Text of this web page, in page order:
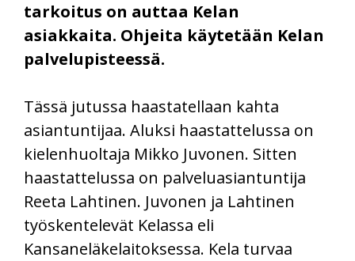
tarkoitus on auttaa Kelan
asiakkaita. Ohjeita käytetään Kelan
palvelupisteessä.
Tässä jutussa haastatellaan kahta
asiantuntijaa. Aluksi haastattelussa on
kielenhuoltaja Mikko Juvonen. Sitten
haastattelussa on palveluasiantuntija
Reeta Lahtinen. Juvonen ja Lahtinen
työskentelevät Kelassa eli
Kansaneläkelaitoksessa. Kela turvaa